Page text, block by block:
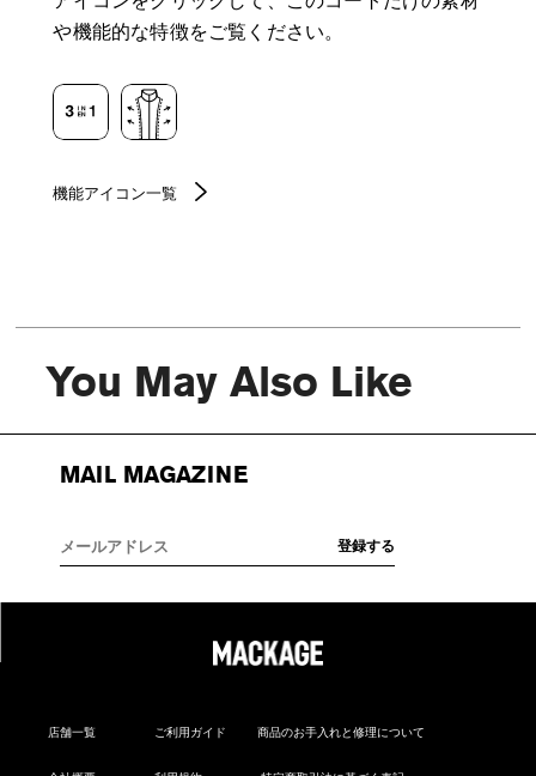
や機能的な特徴をご覧ください。
機能アイコン一覧
You May Also Like
MAIL MAGAZINE
店舗一覧 ご利用ガイド 商品のお手入れと修理について